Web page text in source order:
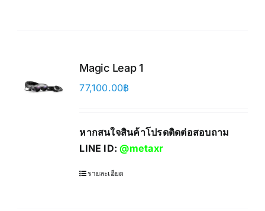
Magic Leap 1
77,100.00฿
หากสนใจสินค้าโปรดติดต่อสอบถาม
LINE ID:@metaxr
รายละเอียด